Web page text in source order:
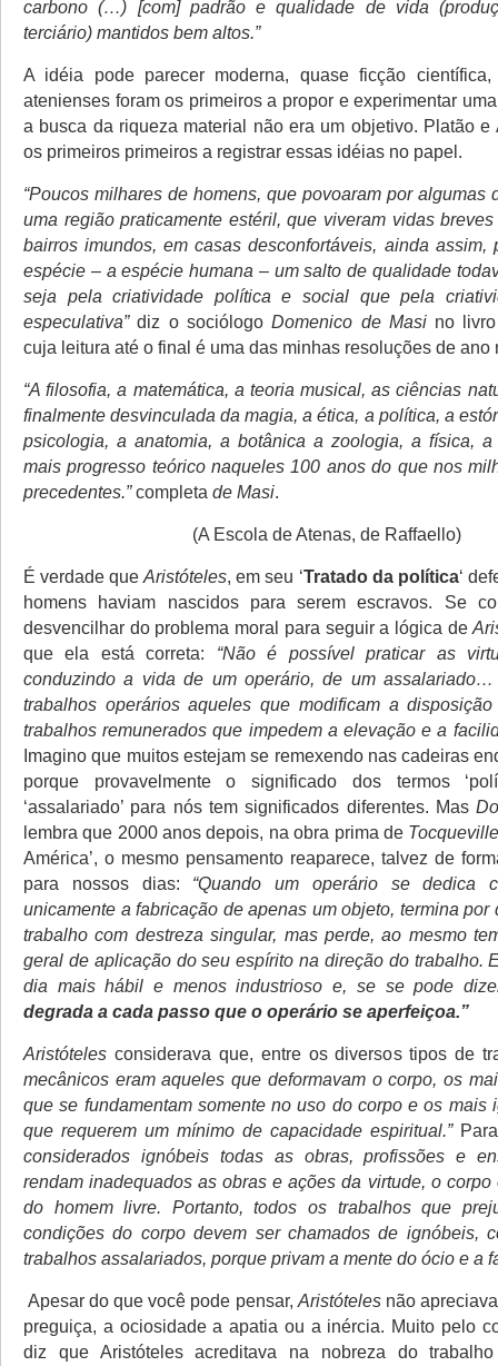
carbono (…) [com] padrão e qualidade de vida
terciário) mantidos bem altos.”
A idéia pode parecer moderna, quase ficção
atenienses foram os primeiros a propor e experimentar
a busca da riqueza material não era um objetivo. Platão e
os primeiros primeiros a registrar essas idéias no papel.
“Poucos milhares de homens, que povoaram por algumas
uma região praticamente estéril, que viveram vidas
bairros imundos, em casas desconfortáveis, ainda assim,
espécie – a espécie humana – um salto de qualidade
seja pela criatividade política e social que pela
especulativa”diz o sociólogoDomenico de Masino livro
cuja leitura até o final é uma das minhas resoluções de ano
“A filosofia, a matemática, a teoria musical, as ciências
finalmente desvinculada da magia, a ética, a política, a
psicologia, a anatomia, a botânica a zoologia, a física, a
mais progresso teórico naqueles 100 anos do que nos
precedentes.”completa de Masi.
(A Escola de Atenas, de Raffaello)
É verdade queAristóteles, em seu ‘Tratado da política‘
homens haviam nascidos para serem escravos. Se
desvencilhar do problema moral para seguir a lógica de
que ela está correta: “Não é possível praticar as
conduzindo a vida de um operário, de um assalariado…
trabalhos operários aqueles que modificam a
trabalhos remunerados que impedem a elevação e a
Imagino que muitos estejam se remexendo nas cadeiras
porque provavelmente o significado dos termos
‘assalariado’ para nós tem significados diferentes. Mas
lembra que 2000 anos depois, na obra prima de
América’, o mesmo pensamento reaparece, talvez de
para nossos dias: “Quando um operário se dedica
unicamente a fabricação de apenas um objeto, termina por
trabalho com destreza singular, mas perde, ao mesmo
geral de aplicação do seu espírito na direção do trabalho.
dia mais hábil e menos industrioso e, se se pode
degrada a cada passo que o operário se aperfeiçoa.”
Aristóteles considerava que, entre os diversos tipos de
mecânicos eram aqueles que deformavam o corpo, os
que se fundamentam somente no uso do corpo e os mais
que requerem um mínimo de capacidade espiritual.”
considerados ignóbeis todas as obras, profissões e
rendam inadequados as obras e ações da virtude, o
do homem livre. Portanto, todos os trabalhos que
condições do corpo devem ser chamados de ignóbeis,
trabalhos assalariados, porque privam a mente do ócio e a
Apesar do que você pode pensar, Aristótelesnão
preguiça, a ociosidade a apatia ou a inércia. Muito pelo
diz que Aristóteles acreditava na nobreza do